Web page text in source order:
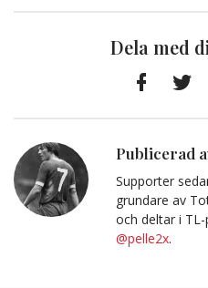
Dela med
Publicerad
Supporter
grundare av
och deltar i
@pelle2x.